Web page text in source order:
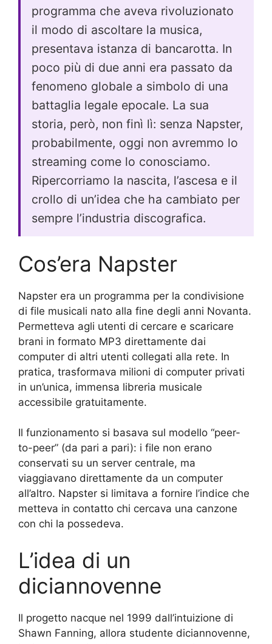
programma che aveva rivoluzionato
il modo di ascoltare la musica,
presentava istanza di bancarotta. In
poco più di due anni era passato da
fenomeno globale a simbolo di una
battaglia legale epocale. La sua
storia, però, non finì lì: senza Napster,
probabilmente, oggi non avremmo lo
streaming come lo conosciamo.
Ripercorriamo la nascita, l’ascesa e il
crollo di un’idea che ha cambiato per
sempre l’industria discografica.
Cos’era Napster
Napster era un programma per la condivisione
di file musicali nato alla fine degli anni Novanta.
Permetteva agli utenti di cercare e scaricare
brani in formato MP3 direttamente dai
computer di altri utenti collegati alla rete. In
pratica, trasformava milioni di computer privati
in un’unica, immensa libreria musicale
accessibile gratuitamente.
Il funzionamento si basava sul modello “peer-
to-peer” (da pari a pari): i file non erano
conservati su un server centrale, ma
viaggiavano direttamente da un computer
all’altro. Napster si limitava a fornire l’indice che
metteva in contatto chi cercava una canzone
con chi la possedeva.
L’idea di un
diciannovenne
Il progetto nacque nel 1999 dall’intuizione di
Shawn Fanning, allora studente diciannovenne,